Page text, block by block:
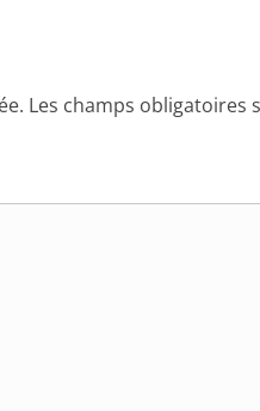
Les champs obligatoires